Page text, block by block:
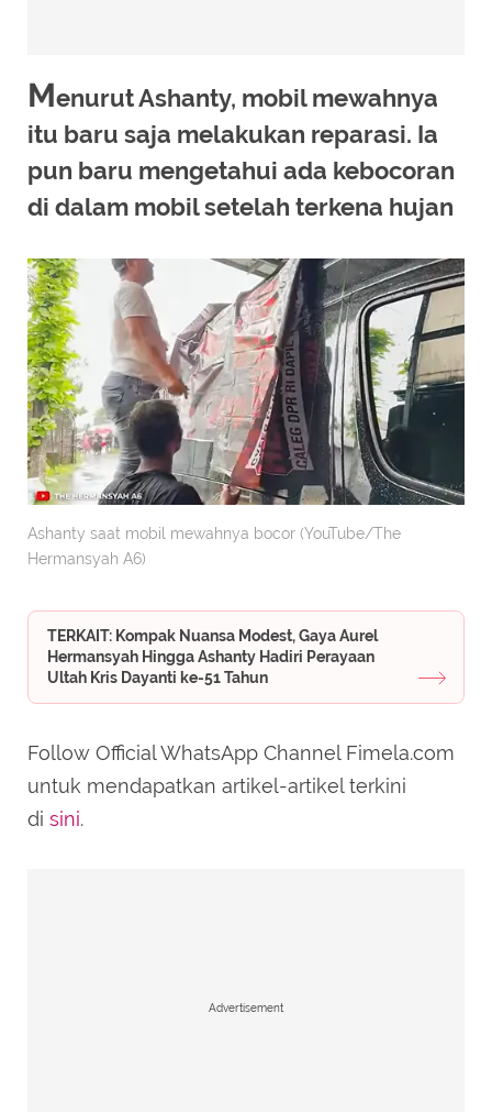
Menurut Ashanty, mobil mewahnya
itu baru saja melakukan reparasi. Ia
pun baru mengetahui ada kebocoran
di dalam mobil setelah terkena hujan
Ashanty saat mobil mewahnya bocor (YouTube/The
Hermansyah A6)
TERKAIT: Kompak Nuansa Modest, Gaya Aurel
Hermansyah Hingga Ashanty Hadiri Perayaan
Ultah Kris Dayanti ke-51 Tahun
Follow Official WhatsApp Channel Fimela.com
untuk mendapatkan artikel-artikel terkini
di sini.
Advertisement